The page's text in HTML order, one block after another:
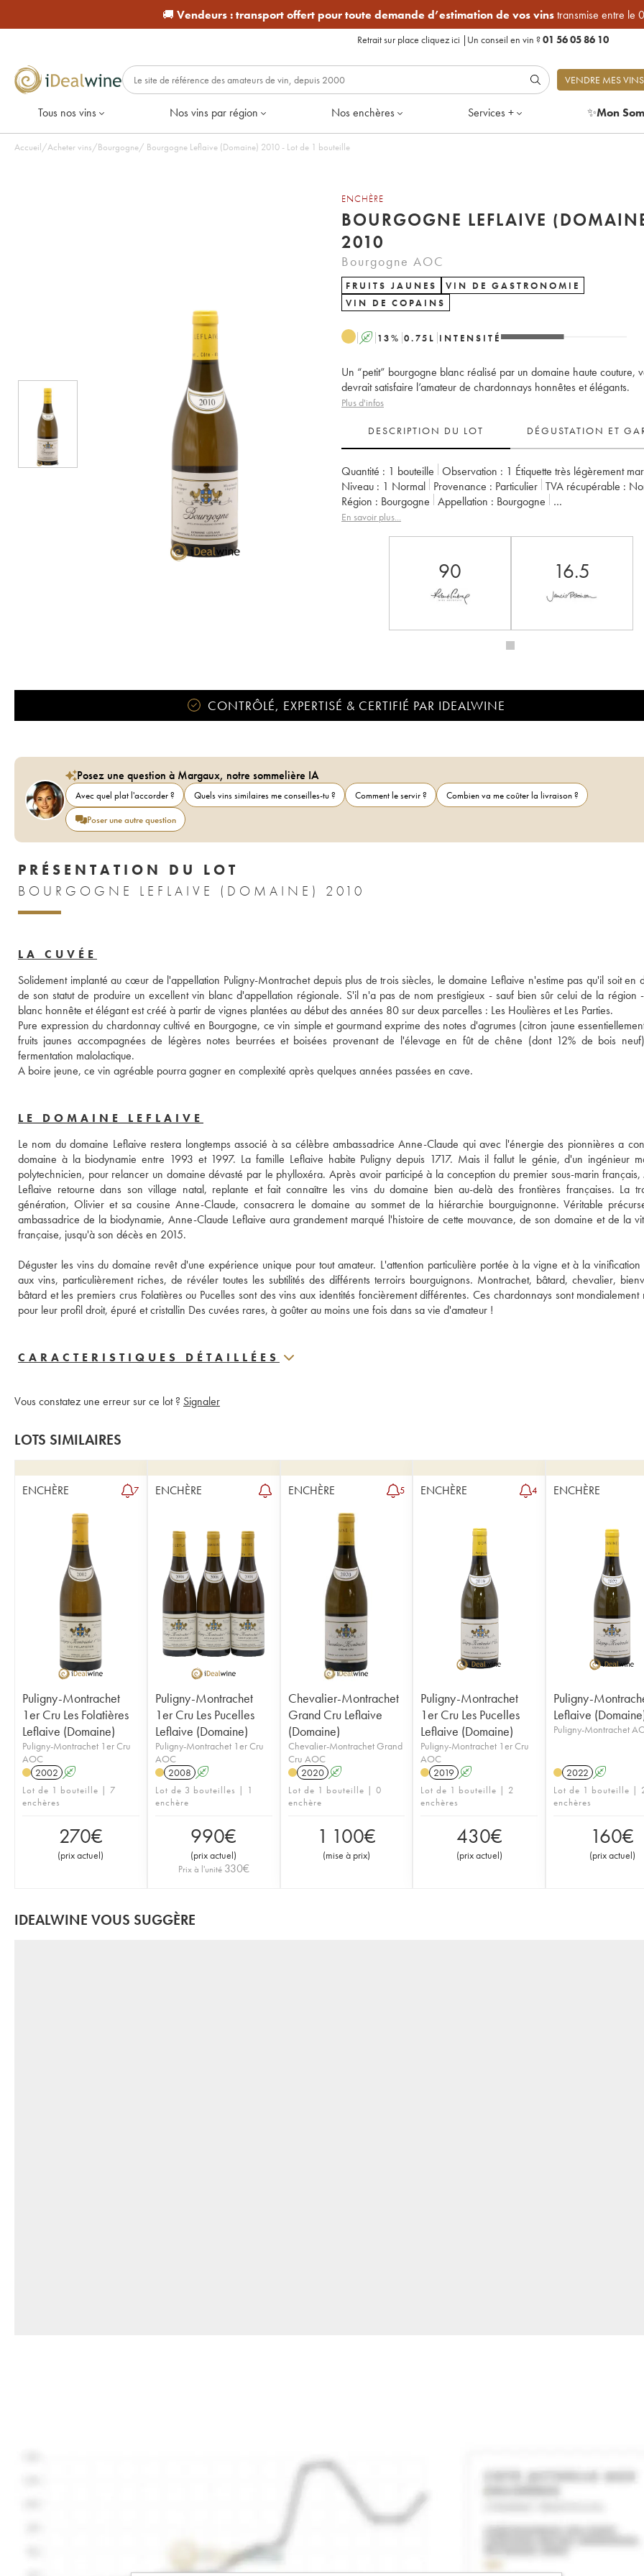
🚚 Vendeurs :transport offert pour toute demande d’estimation de vos vinstransmise entre le
Retrait sur place cliquez ici | Un conseil en vin ?01 56 05 86 10
VENDRE MES VINS
Tous nos vins Nos vins par région Nos enchères Services + ✨Mon
Accueil/Acheter vins/Bourgogne/ Bourgogne Leflaive (Domaine) 2010 - Lot de 1 bouteille
ENCHÈRE
BOURGOGNE LEFLAIVE
2010
Bourgogne AOC
FRUITS JAUNES
VIN DE GASTRONOMIE
VIN DE COPAINS
A 13% 0.75 L INTENSITÉ
Un “petit” bourgogne blanc réalisé par un domaine haute couture,
devrait satisfaire l’amateur de chardonnays honnêtes et élégants.
Plus d'infos
DESCRIPTION DU LOT DÉGUSTATION ET
Quantité : 1 bouteille Observation : 1 Étiquette très légèrement
Niveau : 1 Normal Provenance : particulier TVA récupérable :
Région :
Bourgogne Appellation :
Bourgogne
Propriétaire :
En savoir plus...
90 16.5
CONTRÔLÉ, EXPERTISÉ & CERTIFIÉ PAR IDEALWINE
Posez une question à Margaux, notre sommelière IA
Avec quel plat l'accorder ? Quels vins similaires me conseilles-tu ? Comment le servir ?
Combien va me coûter la livraison ?
Poser une autre question
PRÉSENTATION DU LOT
BOURGOGNE LEFLAIVE (DOMAINE) 2010
LA CUVÉE
Solidement implanté au cœur de l'appellation Puligny-Montrachet depuis plus de trois siècles, le domaine Leflaive n'estime pas qu'il soit en
de son statut de produire un excellent vin blanc d'appellation régionale. S'il n'a pas de nom prestigieux - sauf bien sûr celui de la région
blanc honnête et élégant est créé à partir de vignes plantées au début des années 80 sur deux parcelles : Les Houlières et Les Parties.
Pure expression du chardonnay cultivé en Bourgogne, ce vin simple et gourmand exprime des notes d'agrumes (citron jaune
fruits jaunes accompagnées de légères notes beurrées et boisées provenant de l'élevage en fût de chêne (dont 12% de bois
fermentation malolactique.
LE DOMAINE LEFLAIVE
Le nom du domaine Leflaive restera longtemps associé à sa célèbre ambassadrice Anne-Claude qui avec l'énergie des pionnières a
domaine à la biodynamie entre 1993 et 1997. La famille Leflaive habite Puligny depuis 1717. Mais il fallut le génie, d'un ingénieur
polytechnicien, pour relancer un domaine dévasté par le phylloxéra. Après avoir participé à la conception du premier sous-marin français,
Leflaive retourne dans son village natal, replante et fait connaître les vins du domaine bien au-delà des frontières françaises. La
génération, Olivier et sa cousine Anne-Claude, consacrera le domaine au sommet de la hiérarchie bourguignonne. Véritable
ambassadrice de la biodynamie, Anne-Claude Leflaive aura grandement marqué l'histoire de cette mouvance, de son domaine et de la
française, jusqu'à son décès en 2015.
Déguster les vins du domaine revêt d'une expérience unique pour tout amateur. L'attention particulière portée à la vigne et à la vinification
aux vins, particulièrement riches, de révéler toutes les subtilités des différents terroirs bourguignons. Montrachet, bâtard, chevalier,
bâtard et les premiers crus Folatières ou Pucelles sont des vins aux identités foncièrement différentes. Ces chardonnays sont mondialement
pour leur profil droit, épuré et cristallin Des cuvées rares, à goûter au moins une fois dans sa vie d'amateur !
CARACTERISTIQUES DÉTAILLÉES
Vous constatez une erreur sur ce lot ? Signaler
LOTS SIMILAIRES
ENCHÈRE 7
Puligny-Montrachet
1er Cru Les Folatières
Leflaive (Domaine)
Puligny-Montrachet 1er Cru
AOC
2002 A
Lot de 1 bouteille | 7
enchères
270€
(prix actuel)
ENCHÈRE
Puligny-Montrachet
1er Cru Les Pucelles
Leflaive (Domaine)
Puligny-Montrachet 1er Cru
AOC
2008 A
Lot de 3 bouteilles | 1
enchère
990€
(prix actuel)
Prix à l'unité 330€
ENCHÈRE 5
Chevalier-Montrachet
Grand Cru Leflaive
(Domaine)
Chevalier-Montrachet Grand
Cru AOC
2020 A
Lot de 1 bouteille | 0
enchère
1 100€
(mise à prix)
ENCHÈRE 4
Puligny-Montrachet
1er Cru Les Pucelles
Leflaive (Domaine)
Puligny-Montrachet 1er Cru
AOC
2019 A
Lot de 1 bouteille | 2
enchères
430€
(prix actuel)
ENCHÈRE
Puligny-
Leflaive
Puligny-Montrachet
2022 A
Lot de 1 bouteille |
enchères
160€
(prix actuel)
IDEALWINE VOUS SUGGÈRE